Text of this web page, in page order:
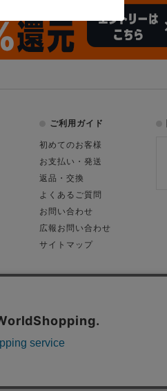
ご利用ガイド
初めてのお客様
お支払い・発送
返品・交換
よくあるご質問
お問い合わせ
広報お問い合わせ
サイトマップ